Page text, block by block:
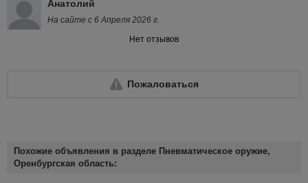
Анатолий
На сайте с 6 Апреля 2026 г.
Нет отзывов
Пожаловаться
Похожие объявления в разделе Пневматическое оружие,
Оренбургская область: